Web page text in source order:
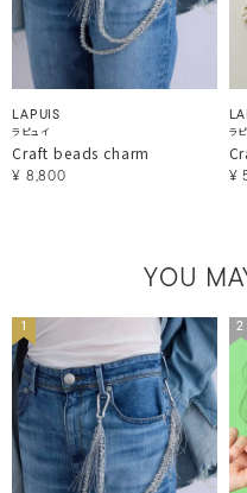
LAPUIS
ラピュイ
Craft beads charm
¥ 8,800
ラ
¥
YOU
1 2